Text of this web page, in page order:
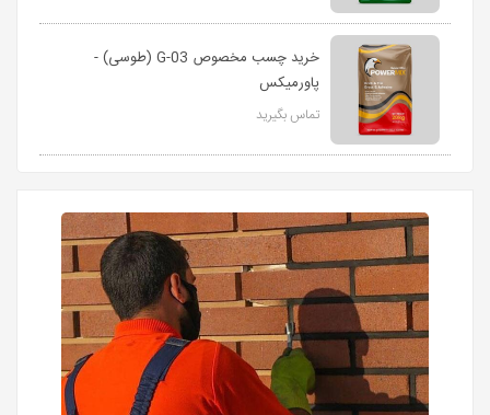
خرید چسب مخصوص G-03 (طوسی) -
پاورمیکس
تماس بگیرید